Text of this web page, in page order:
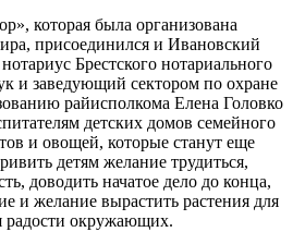
которая была организована
присоединился и Ивановский
Брестского нотариального
и заведующий сектором по охране
райисполкома Елена Головко
детских домов семейного
и овощей, которые станут еще
детям желание трудиться,
доводить начатое дело до конца,
и желание вырастить растения для
радости окружающих.